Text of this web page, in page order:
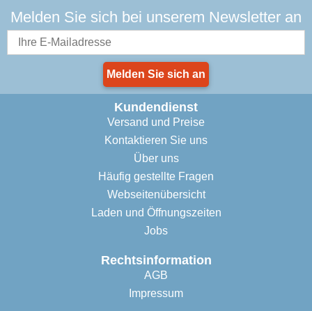
Melden Sie sich bei unserem Newsletter an
Melden Sie sich an
Kundendienst
Versand und Preise
Kontaktieren Sie uns
Über uns
Häufig gestellte Fragen
Webseitenübersicht
Laden und Öffnungszeiten
Jobs
Rechtsinformation
AGB
Impressum